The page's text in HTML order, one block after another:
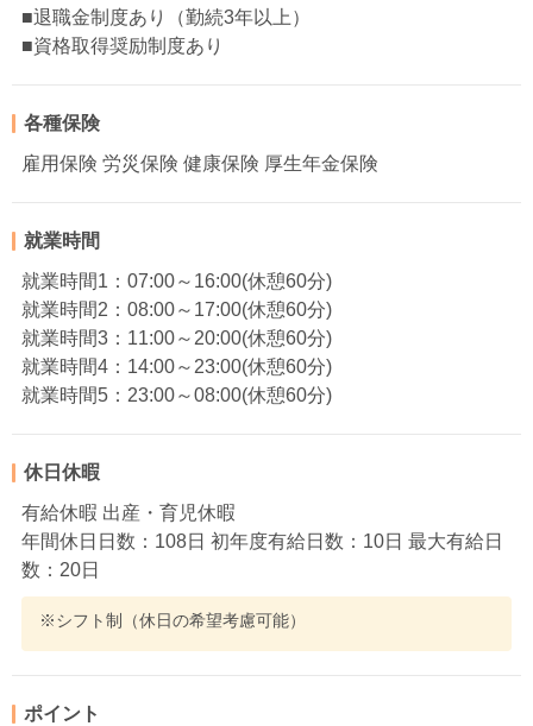
■退職金制度あり（勤続3年以上）
■資格取得奨励制度あり
各種保険
雇用保険 労災保険 健康保険 厚生年金保険
就業時間
就業時間1：07:00～16:00(休憩60分)
就業時間2：08:00～17:00(休憩60分)
就業時間3：11:00～20:00(休憩60分)
就業時間4：14:00～23:00(休憩60分)
就業時間5：23:00～08:00(休憩60分)
休日休暇
有給休暇 出産・育児休暇
年間休日日数：108日 初年度有給日数：10日 最大有給日
数：20日
※シフト制（休日の希望考慮可能）
ポイント